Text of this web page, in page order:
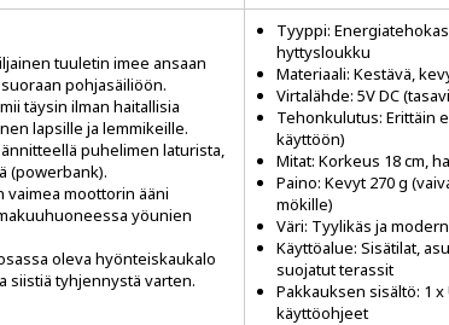
tuuletin imee ansaan
pohjasäiliöön.
täysin ilman haitallisia
lapsille ja lemmikeille.
puhelimen laturista,
(powerbank).
vaimea moottorin ääni
yöunien
oleva hyönteiskaukalo
siistiä tyhjennystä varten.
Tyyppi:
hyttysloukku
Materiaali: Kestävä,
Virtalähde: 5V DC
Tehonkulutus: Erittäin
käyttöön)
Mitat: Korkeus 18 cm,
Paino: Kevyt 270 g
mökille)
Väri: Tyylikäs ja
Käyttöalue: Sisätilat,
suojatut terassit
Pakkauksen sisältö: 1
käyttöohjeet